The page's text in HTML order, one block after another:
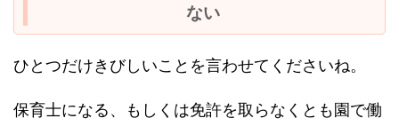
ない
ひとつだけきびしいことを言わせてくださいね。
保育士になる、もしくは免許を取らなくとも園で働